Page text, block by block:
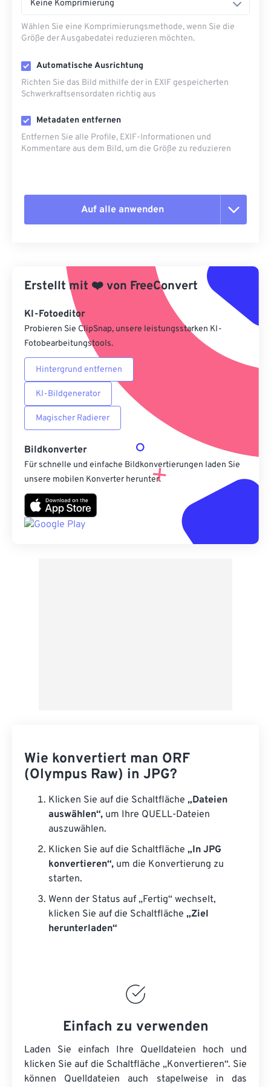
Keine Komprimierung
Wählen Sie eine Komprimierungsmethode, wenn Sie die
Größe der Ausgabedatei reduzieren möchten.
Automatische Ausrichtung
Richten Sie das Bild mithilfe der in EXIF ​​gespeicherten
Schwerkraftsensordaten richtig aus
Metadaten entfernen
Entfernen Sie alle Profile, EXIF-Informationen und
Kommentare aus dem Bild, um die Größe zu reduzieren
Auf alle anwenden
Aus Vorgabe anwenden
Als Vorgabe speichern
Erstellt mit ❤️von FreeConvert
KI-Fotoeditor
Probieren Sie ClipSnap, unsere leistungsstarken KI-
Fotobearbeitungstools.
Hintergrund entfernen
KI-Bildgenerator
Magischer Radierer
Bildkonverter
Für schnelle und einfache Bildkonvertierungen laden Sie
unsere mobilen Konverter herunter.
Wie konvertiert man ORF
(Olympus Raw) in JPG?
Klicken Sie auf die Schaltfläche „Dateien
auswählen“, um Ihre QUELL-Dateien
auszuwählen.
Klicken Sie auf die Schaltfläche „In JPG
konvertieren“, um die Konvertierung zu
starten.
Wenn der Status auf „Fertig“ wechselt,
klicken Sie auf die Schaltfläche „Ziel
herunterladen“
Einfach zu verwenden
Laden Sie einfach Ihre Quelldateien hoch und
klicken Sie auf die Schaltfläche „Konvertieren“. Sie
können Quelldateien auch stapelweise in das